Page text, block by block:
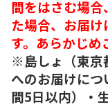
間をはさむ場
た場合、お届
す。あらかじめ
※島しょ（東京
へのお届けに
間5日以内）・